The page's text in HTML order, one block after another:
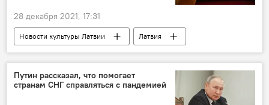
28 декабря 2021, 17:31
Новости культуры Латвии
Латвия
Splendid Palace
фильм Кино
Путин рассказал, что помогает
странам СНГ справляться с пандемией